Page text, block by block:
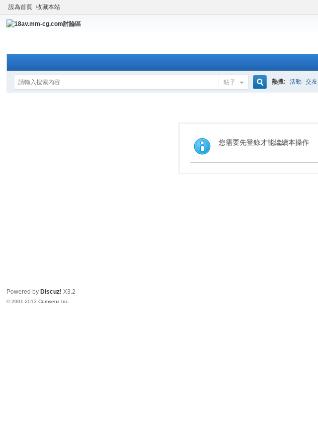
設為首頁 收藏本站
帖子
索
熱搜: 活動 交友
您需要先登錄才能繼續本操作
Powered by Discuz! X3.2
© 2001-2013Comsenz Inc.